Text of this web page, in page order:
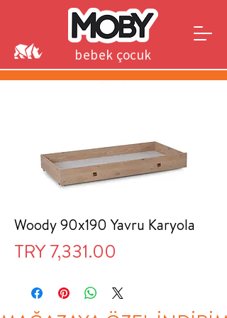
bebek çocuk
genç
Woody 90x190 Yavru Karyola
TRY 7,331.00